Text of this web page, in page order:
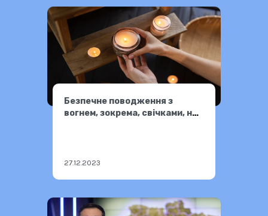
Безпечне поводження з
вогнем, зокрема, свічками, на
27.12.2023